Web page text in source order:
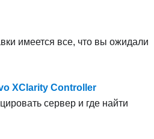
имеется все, что вы ожидали
XClarity Controller
сервер и где найти